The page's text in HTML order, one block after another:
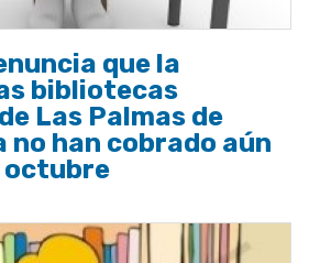
que la
bibliotecas
Las Palmas de
no han cobrado aún
octubre